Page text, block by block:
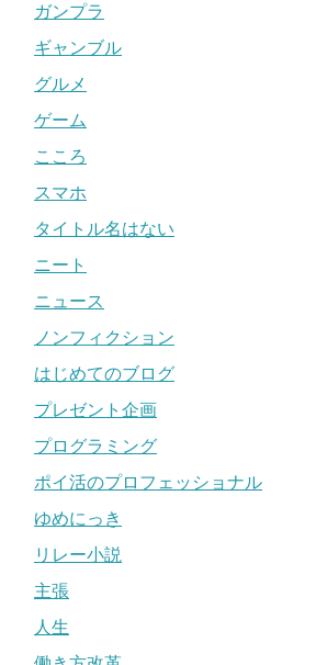
ガンプラ
ギャンブル
グルメ
ゲーム
こころ
スマホ
タイトル名はない
ニート
ニュース
ノンフィクション
はじめてのブログ
プレゼント企画
プログラミング
ポイ活のプロフェッショナル
ゆめにっき
リレー小説
主張
人生